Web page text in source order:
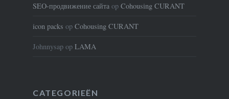
SEO-продвижение сайта op Cohousing CURANT
icon packs op Cohousing CURANT
Johnnysapop LAMA
CATEGORIEËN